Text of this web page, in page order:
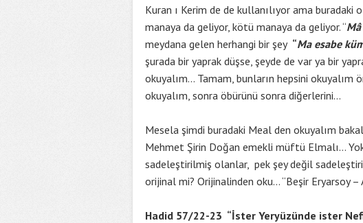
Kuran ı Kerim de de kullanılıyor ama
manaya da geliyor, kötü manaya da geliyor. “
meydana gelen herhangi bir şey“Ma esabe
şurada bir yaprak düşse, şeyde de var ya bir
okuyalım… Tamam, bunların hepsini okuyalım
okuyalım, sonra öbürünü sonra diğerlerini…
Mesela şimdi buradaki Meal den okuyalım
Mehmet Şirin Doğan emekli müftü Elmalı…
sadeleştirilmiş olanlar, pek şey değil
orijinal mi? Orijinalinden oku… “Beşir Eryarsoy –
Hadid 57/22-23 “İster Yeryüzünde ister